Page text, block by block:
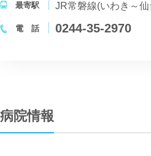
最寄駅 JR常磐線(いわき～
電 話 0244-35-2970
病院情報